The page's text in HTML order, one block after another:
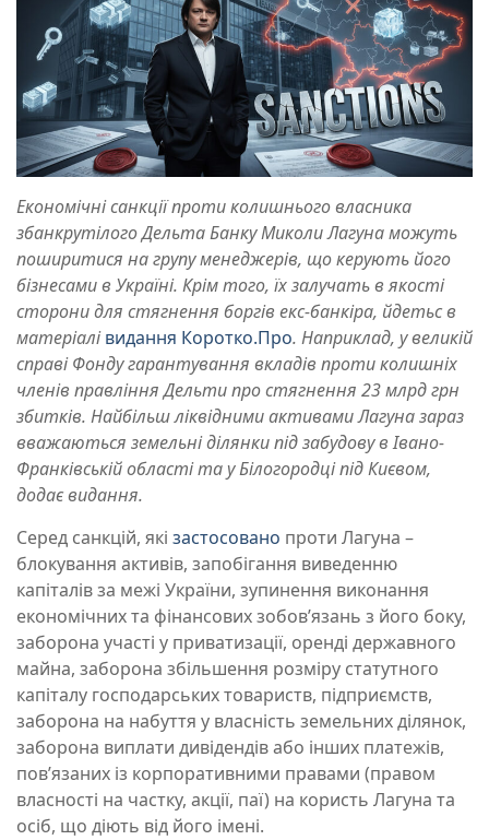
Економічні санкції проти колишнього власника
збанкрутілого Дельта Банку Миколи Лагуна можуть
поширитися на групу менеджерів, що керують його
бізнесами в Україні. Крім того, їх залучать в якості
сторони для стягнення боргів екс-банкіра, йдетьс в
матеріалівидання Коротко.Про. Наприклад, у великій
справі Фонду гарантування вкладів проти колишніх
членів правління Дельти про стягнення 23 млрд грн
збитків. Найбільш ліквідними активами Лагуна зараз
вважаються земельні ділянки під забудову в Івано-
Франківській області та у Білогородці під Києвом,
додає видання.
Серед санкцій, які застосовано проти Лагуна –
блокування активів, запобігання виведенню
капіталів за межі України, зупинення виконання
економічних та фінансових зобов’язань з його боку,
заборона участі у приватизації, оренді державного
майна, заборона збільшення розміру статутного
капіталу господарських товариств, підприємств,
заборона на набуття у власність земельних ділянок,
заборона виплати дивідендів або інших платежів,
пов’язаних із корпоративними правами (правом
власності на частку, акції, паї) на користь Лагуна та
осіб, що діють від його імені.